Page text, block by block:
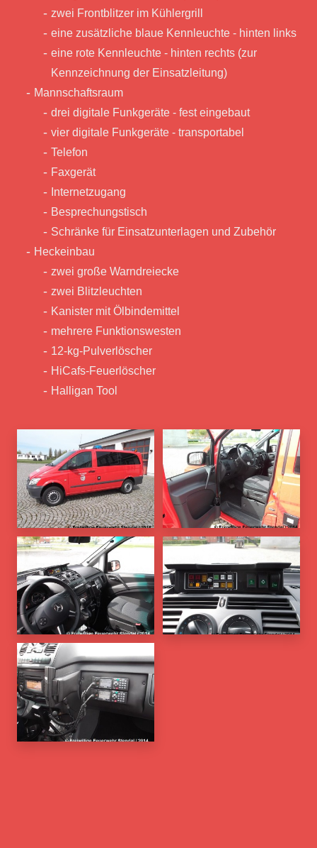
zwei Frontblitzer im Kühlergrill
eine zusätzliche blaue Kennleuchte - hinten links
eine rote Kennleuchte - hinten rechts (zur
Kennzeichnung der Einsatzleitung)
Mannschaftsraum
drei digitale Funkgeräte - fest eingebaut
vier digitale Funkgeräte - transportabel
Telefon
Faxgerät
Internetzugang
Besprechungstisch
Schränke für Einsatzunterlagen und Zubehör
Heckeinbau
zwei große Warndreiecke
zwei Blitzleuchten
Kanister mit Ölbindemittel
mehrere Funktionswesten
12-kg-Pulverlöscher
HiCafs-Feuerlöscher
Halligan Tool